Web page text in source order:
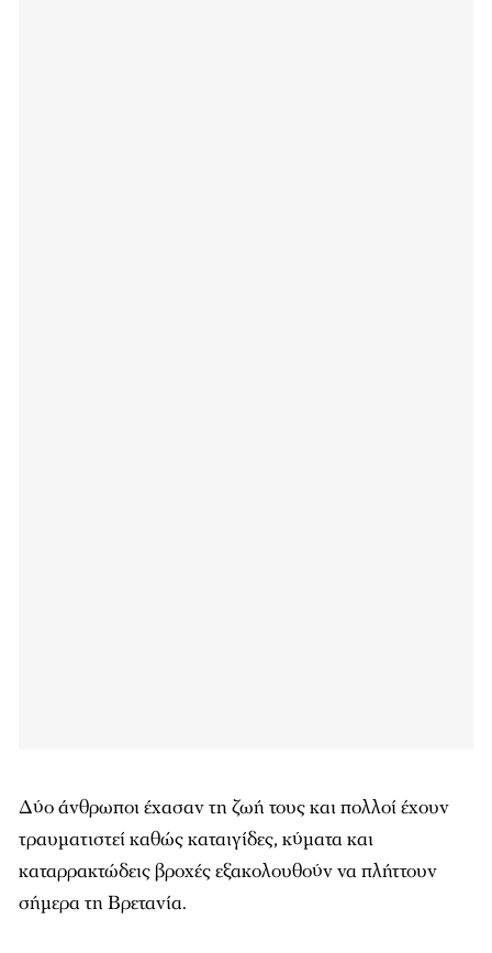
Δύο άνθρωποι έχασαν τη ζωή τους και πολλοί έχουν
τραυματιστεί καθώς καταιγίδες, κύματα και
καταρρακτώδεις βροχές εξακολουθούν να πλήττουν
σήμερα τη Βρετανία.